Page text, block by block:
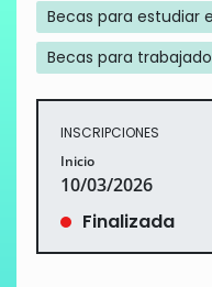
Becas para estudiar
Becas para
INSCRIPCIONES
Inicio
10/03/2026
Finalizada